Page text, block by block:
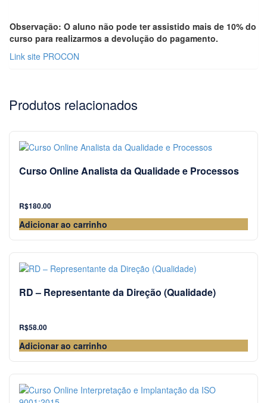
Observação: O aluno não pode ter assistido mais de 10% do
curso para realizarmos a devolução do pagamento.
Link site PROCON
Produtos relacionados
Curso Online Analista da Qualidade e Processos
R$180.00
Adicionar ao carrinho
RD – Representante da Direção (Qualidade)
R$58.00
Adicionar ao carrinho